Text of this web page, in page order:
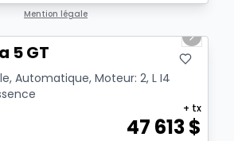
Mention légale
Next
5 GT
Automatique, Moteur: 2, L I4
47 613$
+ tx